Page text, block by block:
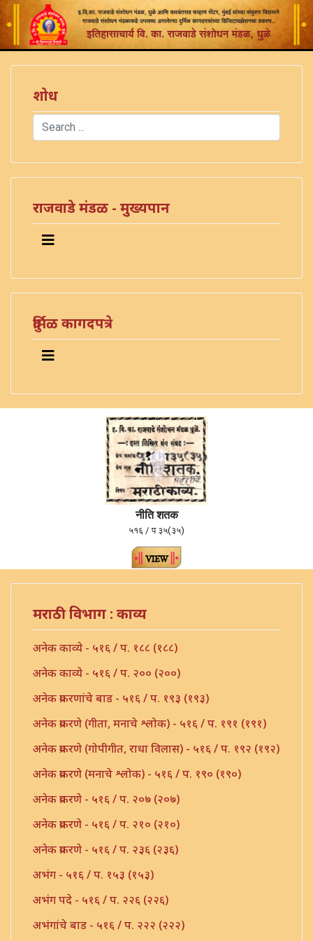
शोध
Search
राजवाडे मंडळ - मुख्यपान
दुर्मिळ कागदपत्रे
नीति शतक
५१६ / प ३५(३५)
मराठी विभाग : काव्य
अनेक काव्ये - ५१६ / प. १८८ (१८८)
अनेक काव्ये - ५१६ / प. २०० (२००)
अनेक प्रकरणांचे बाड - ५१६ / प. १९३ (१९३)
अनेक प्रकरणे (गीता, मनाचे श्लोक) - ५१६ / प. १९१ (१९१)
अनेक प्रकरणे (गोपीगीत, राधा विलास) - ५१६ / प. १९२ (१९२)
अनेक प्रकरणे (मनाचे श्लोक) - ५१६ / प. १९० (१९०)
अनेक प्रकरणे - ५१६ / प. २०७ (२०७)
अनेक प्रकरणे - ५१६ / प. २१० (२१०)
अनेक प्रकरणे - ५१६ / प. २३६ (२३६)
अभंग - ५१६ / प. १५३ (१५३)
अभंग पदे - ५१६ / प. २२६ (२२६)
अभंगांचे बाड - ५१६ / प. २२२ (२२२)